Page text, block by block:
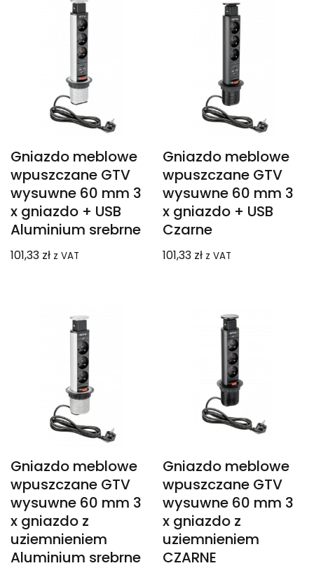
Gniazdo meblowe
wpuszczane GTV
wysuwne 60 mm 3
x gniazdo + USB
Aluminium srebrne
101,33 zł z VAT
Gniazdo meblowe
wpuszczane GTV
wysuwne 60 mm 3
x gniazdo + USB
Czarne
101,33 zł z VAT
Gniazdo meblowe
wpuszczane GTV
wysuwne 60 mm 3
x gniazdo z
uziemnieniem
Aluminium srebrne
Gniazdo meblowe
wpuszczane GTV
wysuwne 60 mm 3
x gniazdo z
uziemnieniem
CZARNE